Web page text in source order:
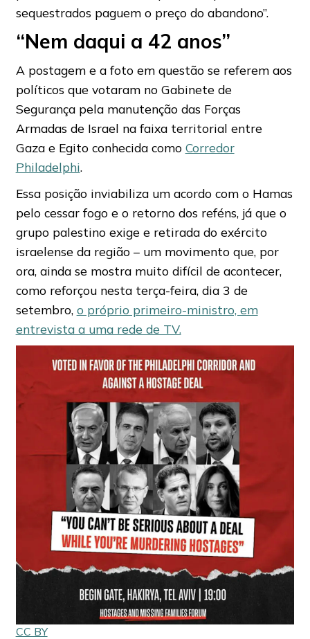
sequestrados paguem o preço do abandono”.
“Nem daqui a 42 anos”
A postagem e a foto em questão se referem aos
políticos que votaram no Gabinete de
Segurança pela manutenção das Forças
Armadas de Israel na faixa territorial entre
Gaza e Egito conhecida como Corredor
Philadelphi.
Essa posição inviabiliza um acordo com o Hamas
pelo cessar fogo e o retorno dos reféns, já que o
grupo palestino exige e retirada do exército
israelense da região – um movimento que, por
ora, ainda se mostra muito difícil de acontecer,
como reforçou nesta terça-feira, dia 3 de
setembro, o próprio primeiro-ministro, em
entrevista a uma rede de TV.
CC BY